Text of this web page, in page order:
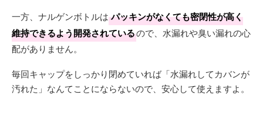
一方、ナルゲンボトルは パッキンがなくても密閉性が高く
維持できるよう開発されているので、水漏れや臭い漏れの心
配がありません。
毎回キャップをしっかり閉めていれば「水漏れしてカバンが
汚れた」なんてことにならないので、安心して使えますよ。